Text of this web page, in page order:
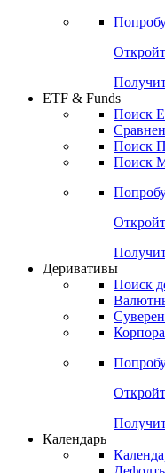
ETF & Funds
Поиск
Поиск
Поиск
Деривативы
Поиск
Календарь